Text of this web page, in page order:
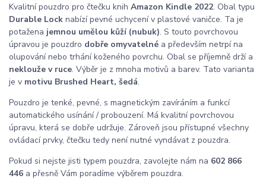
Kvalitní pouzdro pro čtečku knih Amazon Kindle 2022. Obal typu
Durable Lock nabízí pevné uchycení v plastové vaničce. Ta je
potažena jemnou umělou kůží (nubuk). S touto povrchovou
úpravou je pouzdro dobře omyvatelné a především netrpí na
olupování nebo trhání koženého povrchu. Obal se příjemně drží a
neklouže v ruce. Výběr je z mnoha motivů a barev. Tato varianta
je v motivu Brushed Heart, šedá.
Pouzdro je tenké, pevné, s magnetickým zavíráním a funkcí
automatického usínání / probouzení. Má kvalitní povrchovou
úpravu, která se dobře udržuje. Zároveň jsou přístupné všechny
ovládací prvky, čtečku tedy není nutné vyndávat z pouzdra.
Pokud si nejste jisti typem pouzdra, zavolejte nám na 602 866
446 a přesně Vám poradíme výběrem pouzdra.